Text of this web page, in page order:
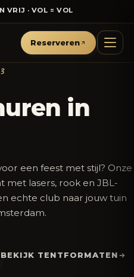
VRIJ · VOL = VOL
Reserveren
in
een feest met stijl? Onze
met lasers, rook en JBL-
echte club naar jouw tuin
BEKIJK TENTFORMATEN